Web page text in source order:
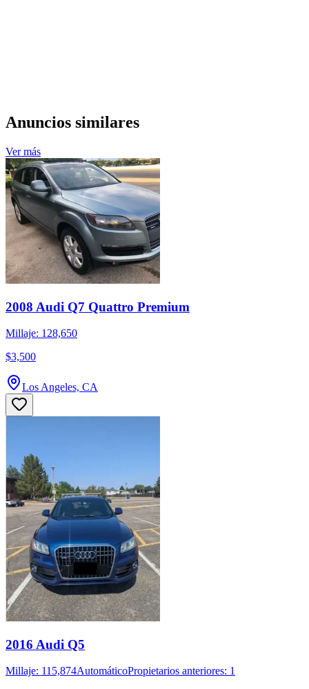
Anuncios similares
Ver más
2008 Audi Q7 Quattro Premium
Millaje: 128,650
$3,500
Los Angeles, CA
2016 Audi Q5
Millaje: 115,874AutomáticoPropietarios anteriores: 1